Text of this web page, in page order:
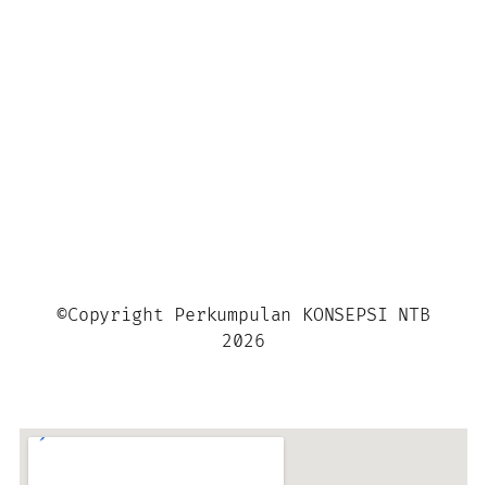
©Copyright Perkumpulan KONSEPSI NTB
2026